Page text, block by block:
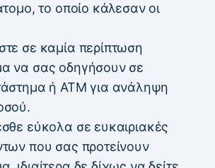
το οποίο κάλεσαν οι
σε καμία περίπτωση
να σας οδηγήσουν σε
ή ΑΤΜ για ανάληψη
εύκολα σε ευκαιριακές
που σας προτείνουν